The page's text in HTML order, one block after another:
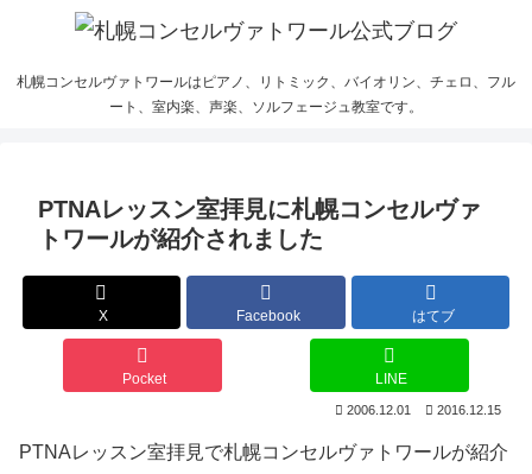
札幌コンセルヴァトワールはピアノ、リトミック、バイオリン、チェロ、フル
ート、室内楽、声楽、ソルフェージュ教室です。
PTNAレッスン室拝見に札幌コンセルヴァ
トワールが紹介されました
X Facebook はてブ
Pocket LINE
2006.12.01 2016.12.15
PTNAレッスン室拝見で札幌コンセルヴァトワールが紹介